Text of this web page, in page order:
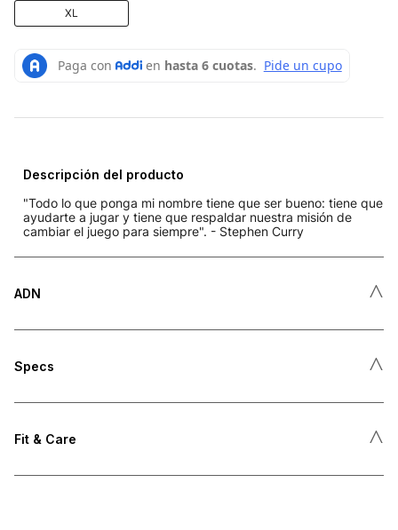
XL
Descripción del producto
"Todo lo que ponga mi nombre tiene que ser bueno: tiene que
ayudarte a jugar y tiene que respaldar nuestra misión de
cambiar el juego para siempre". - Stephen Curry
ADN ˄
Specs ˄
Fit & Care ˄